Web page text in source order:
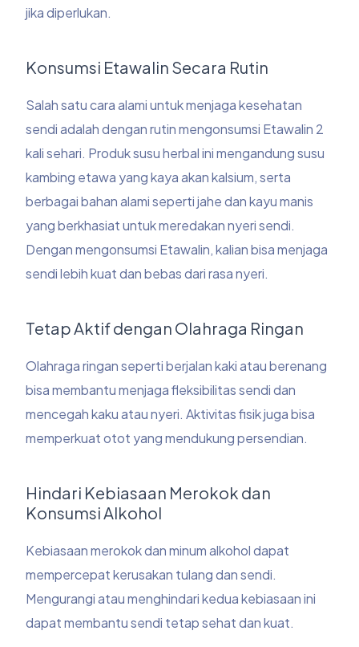
jika diperlukan.
Konsumsi Etawalin Secara Rutin
Salah satu cara alami untuk menjaga kesehatan
sendi adalah dengan rutin mengonsumsi Etawalin 2
kali sehari. Produk susu herbal ini mengandung susu
kambing etawa yang kaya akan kalsium, serta
berbagai bahan alami seperti jahe dan kayu manis
yang berkhasiat untuk meredakan nyeri sendi.
Dengan mengonsumsi Etawalin, kalian bisa menjaga
sendi lebih kuat dan bebas dari rasa nyeri.
Tetap Aktif dengan Olahraga Ringan
Olahraga ringan seperti berjalan kaki atau berenang
bisa membantu menjaga fleksibilitas sendi dan
mencegah kaku atau nyeri. Aktivitas fisik juga bisa
memperkuat otot yang mendukung persendian.
Hindari Kebiasaan Merokok dan
Konsumsi Alkohol
Kebiasaan merokok dan minum alkohol dapat
mempercepat kerusakan tulang dan sendi.
Mengurangi atau menghindari kedua kebiasaan ini
dapat membantu sendi tetap sehat dan kuat.